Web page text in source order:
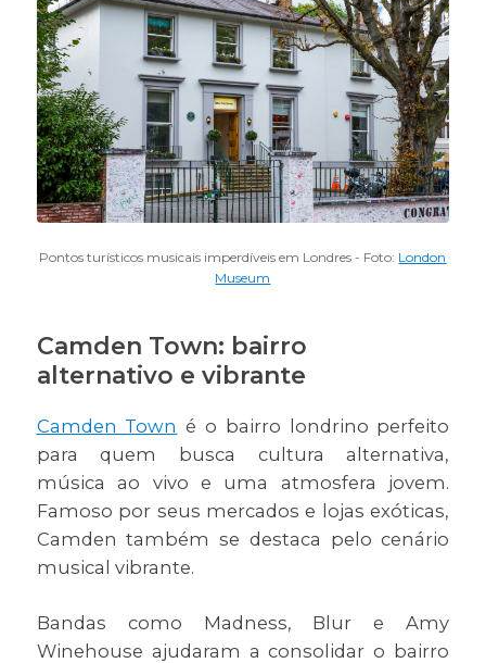
Pontos turísticos musicais imperdíveis em Londres - Foto: London
Museum
Camden Town: bairro
alternativo e vibrante
Camden Town é o bairro londrino perfeito
para quem busca cultura alternativa,
música ao vivo e uma atmosfera jovem.
Famoso por seus mercados e lojas exóticas,
Camden também se destaca pelo cenário
musical vibrante.
Bandas como Madness, Blur e Amy
Winehouse ajudaram a consolidar o bairro